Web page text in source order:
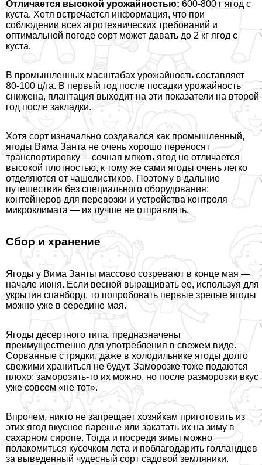
Отличается высокой урожайностью: 600-800 г ягод с
куста. Хотя встречается информация, что при
соблюдении всех агротехнических требований и
оптимальной погоде сорт может давать до 2 кг ягод с
куста.
В промышленных масштабах урожайность составляет
80-100 ц/га. В первый год после посадки урожайность
снижена, плантация выходит на эти показатели на второй
год после закладки.
Хотя сорт изначально создавался как промышленный,
ягоды Вима Занта не очень хорошо переносят
трaнcпортировку —сочная мякоть ягод не отличается
высокой плотностью, к тому же сами ягоды очень легко
отделяются от чашелистиков. Поэтому в дальние
путешествия без специального оборудования:
контейнеров для перевозки и устройства контроля
микроклимата — их лучше не отправлять.
Сбор и хранение
Ягоды у Вима Занты массово созревают в конце мая —
начале июня. Если весной выращивать ее, используя для
укрытия спанборд, то попробовать первые зрелые ягоды
можно уже в середине мая.
Ягоды десертного типа, предназначены
преимущественно для употрeбления в свежем виде.
Сорванные с грядки, даже в холодильнике ягоды долго
свежими храниться не будут. Заморозке тоже подаются
плохо: заморозить-то их можно, но после разморозки вкус
уже совсем «не тот».
Впрочем, никто не запрещает хозяйкам приготовить из
этих ягод вкусное варенье или закатать их на зиму в
сахарном сиропе. Тогда и посреди зимы можно
полакомиться кусочком лета и поблагодарить голландцев
за выведенный чудесный сорт садовой земляники.